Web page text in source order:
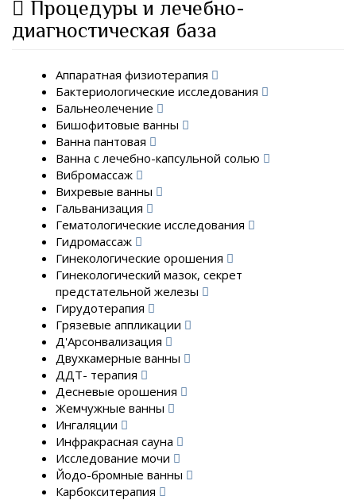
Процедуры и лечебно-
диагностическая база
Аппаратная физиотерапия
Бактериологические исследования
Бальнеолечение
Бишофитовые ванны
Ванна пантовая
Ванна с лечебно-капсульной солью
Вибромассаж
Вихревые ванны
Гальванизация
Гематологические исследования
Гидромассаж
Гинекологические орошения
Гинекологический мазок, секрет
предстательной железы
Гирудотерапия
Грязевые аппликации
Д'Арсонвализация
Двухкамерные ванны
ДДТ- терапия
Десневые орошения
Жемчужные ванны
Ингаляции
Инфракрасная сауна
Исследование мочи
Йодо-бромные ванны
Карбокситерапия